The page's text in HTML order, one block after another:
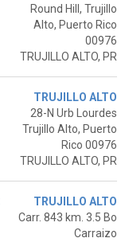
Round Hill, Trujillo
Alto, Puerto Rico
00976
TRUJILLO ALTO, PR
TRUJILLO ALTO
28-N Urb Lourdes
Trujillo Alto, Puerto
Rico 00976
TRUJILLO ALTO, PR
TRUJILLO ALTO
Carr. 843 km. 3.5 Bo
Carraizo